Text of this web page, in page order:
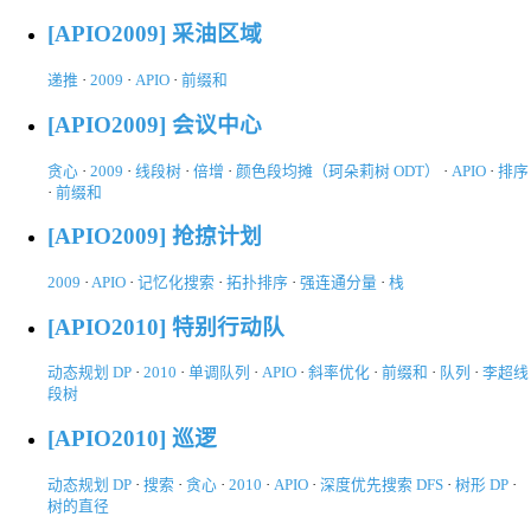
[APIO2009] 采油区域
递推 · 2009 · APIO · 前缀和
[APIO2009] 会议中心
贪心 · 2009 · 线段树 · 倍增 · 颜色段均摊（珂朵莉树 ODT） · APIO · 排序
· 前缀和
[APIO2009] 抢掠计划
2009 · APIO · 记忆化搜索 · 拓扑排序 · 强连通分量 · 栈
[APIO2010] 特别行动队
动态规划 DP · 2010 · 单调队列 · APIO · 斜率优化 · 前缀和 · 队列 · 李超线
段树
[APIO2010] 巡逻
动态规划 DP · 搜索 · 贪心 · 2010 · APIO · 深度优先搜索 DFS · 树形 DP ·
树的直径